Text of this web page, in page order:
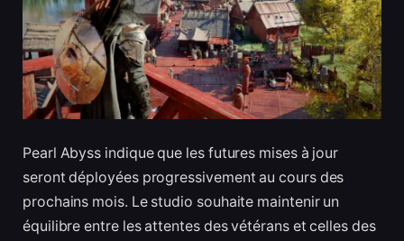
Pearl Abyss indique que les futures mises à jour
seront déployées progressivement au cours des
prochains mois. Le studio souhaite maintenir un
équilibre entre les attentes des vétérans et celles des